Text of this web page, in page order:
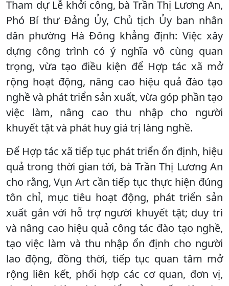
Tham dự Lễ khởi công, bà Trần Thị Lương An,
Phó Bí thư Đảng Ủy, Chủ tịch Ủy ban nhân
dân phường Hà Đông khẳng định: Việc xây
dựng công trình có ý nghĩa vô cùng quan
trọng, vừa tạo điều kiện để Hợp tác xã mở
rộng hoạt động, nâng cao hiệu quả đào tạo
nghề và phát triển sản xuất, vừa góp phần tạo
việc làm, nâng cao thu nhập cho người
khuyết tật và phát huy giá trị làng nghề.
Để Hợp tác xã tiếp tục phát triển ổn định, hiệu
quả trong thời gian tới, bà Trần Thị Lương An
cho rằng, Vụn Art cần tiếp tục thực hiện đúng
tôn chỉ, mục tiêu hoạt động, phát triển sản
xuất gắn với hỗ trợ người khuyết tật; duy trì
và nâng cao hiệu quả công tác đào tạo nghề,
tạo việc làm và thu nhập ổn định cho người
lao động, đồng thời, tiếp tục quan tâm mở
rộng liên kết, phối hợp các cơ quan, đơn vị,